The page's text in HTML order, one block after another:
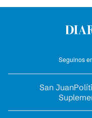
Seguinos
San Juan